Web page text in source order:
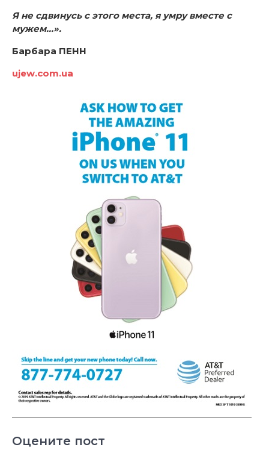
Я не сдвинусь с этого места, я умру вместе с
мужем…».
Барбара ПЕНН
ujew.com.ua
Оцените пост